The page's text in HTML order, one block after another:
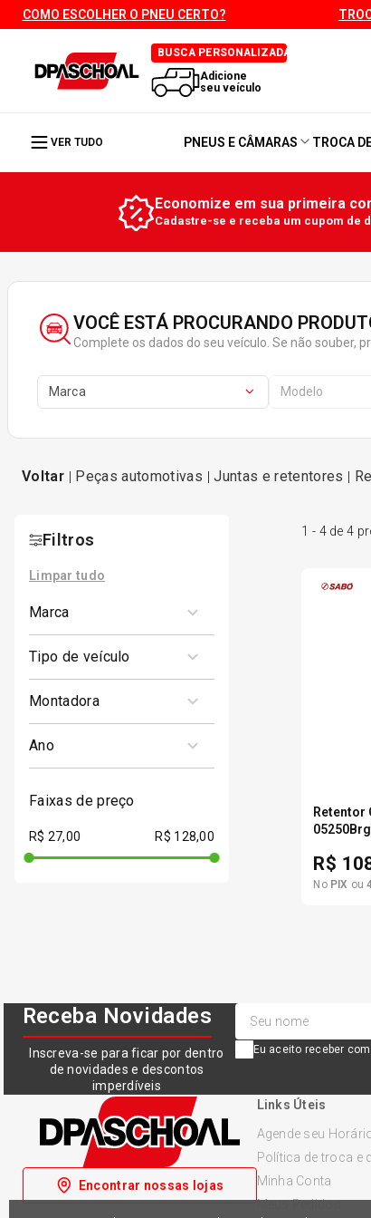
COMO ESCOLHER O PNEU CERTO?
BUSCA PERSONALIZADA
Adicione
seu veículo
VER TUDO PNEUS E CÂMARAS TROCA
Economize em sua primeira
Cadastre-se e receba um cupom de
VOCÊ ESTÁ PROCURANDO
Complete os dados do seu veículo. Se não souber,
Marca Modelo
peças automotivas juntas e retentores
Filtros
marca
tipo de veículo
montadora
FORD
MITSUBISHI
VOLKSWAGEN (VW)
ano
1979
1984
1985
faixas de preço
R$ 27,00 R$ 128,00
Limpar tudo
1 - 4de 4
Retentor
R$
No PIX ou
Receba Novidades
Inscreva-se para ficar por dentro
de novidades e descontos
imperdíveis
Eu aceito receber
Encontrar nossas lojas
Links Úteis
Agende seu
Política de troca e
Minha Conta
Meus Pedidos